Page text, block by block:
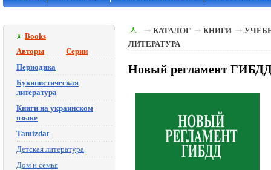
Books
Авторы
Серии
Периодика
Букинистическая
литература
Книги на украинском
языке
Tamizdat
Детская литература
Дом и семья
КАТАЛОГ КНИГИ
ЛИТЕРАТУРА
Новый регламент